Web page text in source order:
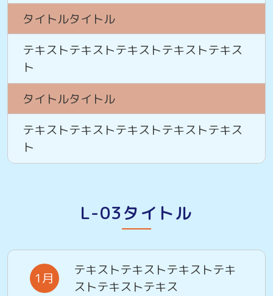
タイトルタイトル
テキストテキストテキストテキストテキス
ト
タイトルタイトル
テキストテキストテキストテキストテキス
ト
L-03タイトル
1月
テキストテキストテキストテキ
ストテキストテキス